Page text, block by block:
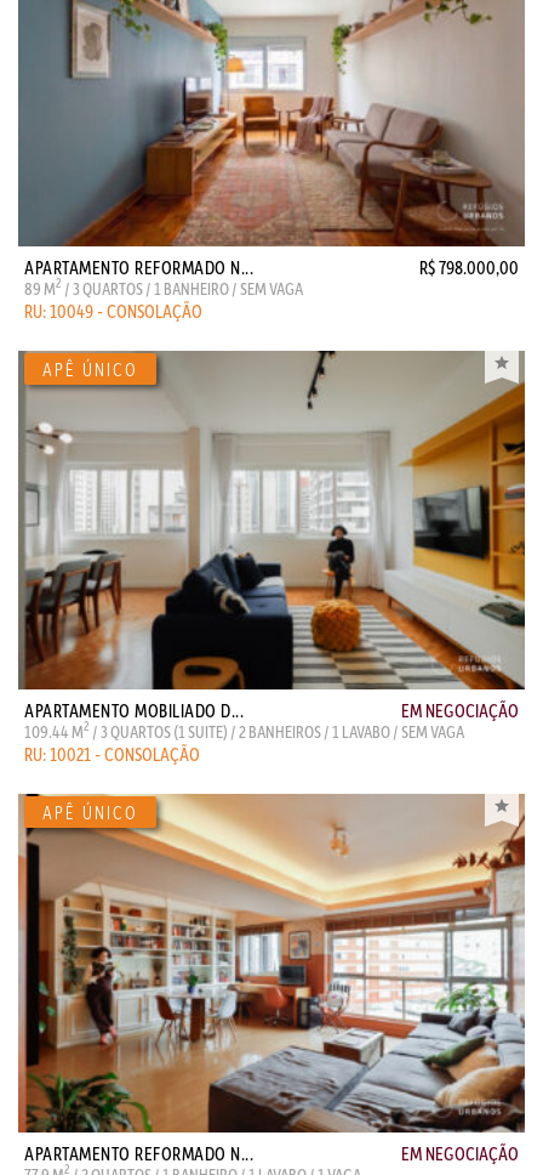
APARTAMENTO REFORMADO N... R$ 798.000,00
89 M2 / 3 QUARTOS / 1 BANHEIRO / SEM VAGA
RU: 10049 - CONSOLAÇÃO
APARTAMENTO MOBILIADO D... EM NEGOCIAÇÃO
109.44 M2 / 3 QUARTOS (1 SUITE) / 2 BANHEIROS / 1 LAVABO / SEM VAGA
RU: 10021 - CONSOLAÇÃO
APARTAMENTO REFORMADO N... EM NEGOCIAÇÃO
2